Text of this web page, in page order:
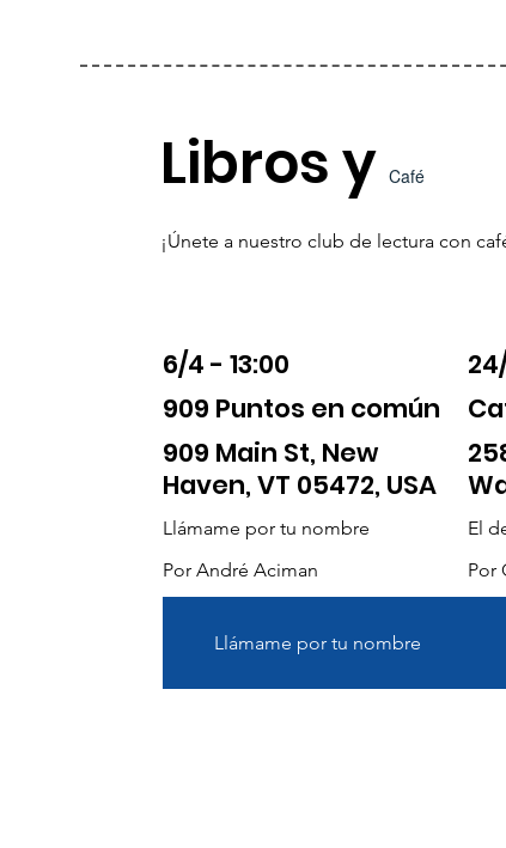
Libros yCafé
¡Únete a nuestro club de lectura con
6/4 - 13:00
909 Puntos en común
909 Main St, New
Haven, VT 05472, USA
Llámame por tu nombre
Por André Aciman
Llámame por tu nombre
El
Por